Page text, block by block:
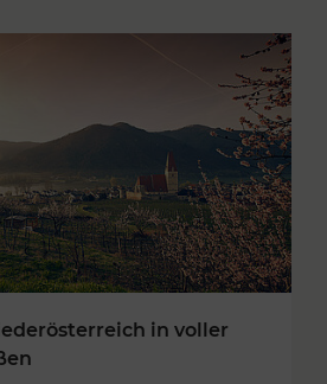
in voller